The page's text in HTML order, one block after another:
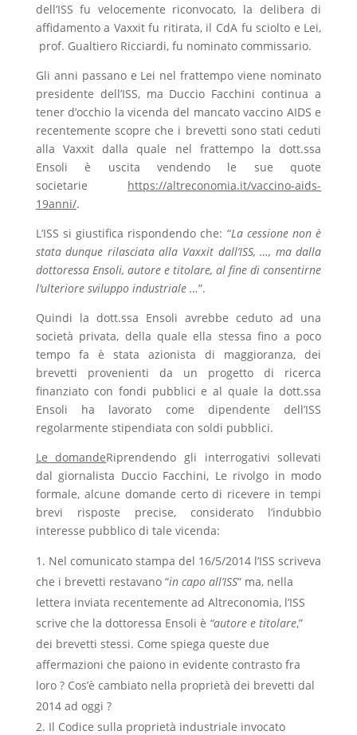
dell’ISS fu velocemente riconvocato, la delibera di
affidamento a Vaxxit fu ritirata, il CdA fu sciolto e Lei,
prof. Gualtiero Ricciardi, fu nominato commissario.
Gli anni passano e Lei nel frattempo viene nominato
presidente dell’ISS, ma Duccio Facchini continua a
tener d’occhio la vicenda del mancato vaccino AIDS e
recentemente scopre che i brevetti sono stati ceduti
alla Vaxxit dalla quale nel frattempo la dott.ssa
Ensoli è uscita vendendo le sue quote
societarie https://altreconomia.it/vaccino-aids-
19anni/.
L’ISS si giustifica rispondendo che: “La cessione non è
stata dunque rilasciata alla Vaxxit dall’ISS, …, ma dalla
dottoressa Ensoli, autore e titolare, al fine di consentirne
l’ulteriore sviluppo industriale …”.
Quindi la dott.ssa Ensoli avrebbe ceduto ad una
società privata, della quale ella stessa fino a poco
tempo fa è stata azionista di maggioranza, dei
brevetti provenienti da un progetto di ricerca
finanziato con fondi pubblici e al quale la dott.ssa
Ensoli ha lavorato come dipendente dell’ISS
regolarmente stipendiata con soldi pubblici.
Le domandeRiprendendo gli interrogativi sollevati
dal giornalista Duccio Facchini, Le rivolgo in modo
formale, alcune domande certo di ricevere in tempi
brevi risposte precise, considerato l’indubbio
interesse pubblico di tale vicenda:
Nel comunicato stampa del 16/5/2014 l’ISS scriveva
che i brevetti restavano “in capo all’ISS” ma, nella
lettera inviata recentemente ad Altreconomia, l’ISS
scrive che la dottoressa Ensoli è “autore e titolare,”
dei brevetti stessi. Come spiega queste due
affermazioni che paiono in evidente contrasto fra
loro ? Cos’è cambiato nella proprietà dei brevetti dal
2014 ad oggi ?
Il Codice sulla proprietà industriale invocato